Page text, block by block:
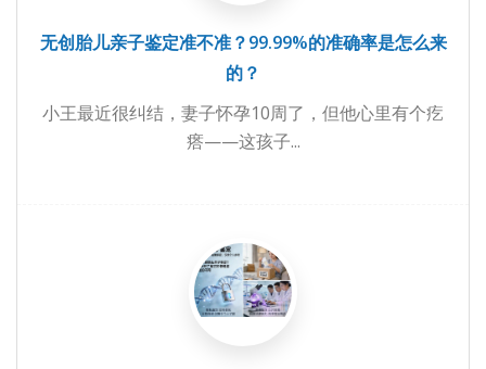
无创胎儿亲子鉴定准不准？99.99%的准确率是怎么来
的？
小王最近很纠结，妻子怀孕10周了，但他心里有个疙
瘩——这孩子...